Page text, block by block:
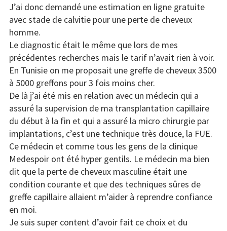
J’ai donc demandé une estimation en ligne gratuite
avec stade de calvitie pour une perte de cheveux
homme.
Le diagnostic était le même que lors de mes
précédentes recherches mais le tarif n’avait rien à voir.
En Tunisie on me proposait une greffe de cheveux 3500
à 5000 greffons pour 3 fois moins cher.
De là j’ai été mis en relation avec un médecin qui a
assuré la supervision de ma transplantation capillaire
du début à la fin et qui a assuré la micro chirurgie par
implantations, c’est une technique très douce, la FUE.
Ce médecin et comme tous les gens de la clinique
Medespoir ont été hyper gentils. Le médecin ma bien
dit que la perte de cheveux masculine était une
condition courante et que des techniques sûres de
greffe capillaire allaient m’aider à reprendre confiance
en moi.
Je suis super content d’avoir fait ce choix et du